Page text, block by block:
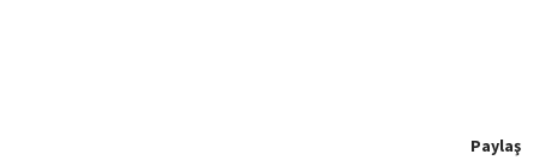
Paylaş